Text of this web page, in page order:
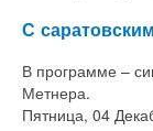
С
В программе –
Метнера.
Пятница, 04